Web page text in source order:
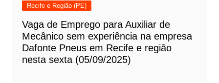
Recife e Região (PE)
Vaga de Emprego para Auxiliar de
Mecânico sem experiência na empresa
Dafonte Pneus em Recife e região
nesta sexta (05/09/2025)